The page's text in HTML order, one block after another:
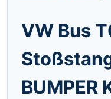
VW Bus
BUMPER